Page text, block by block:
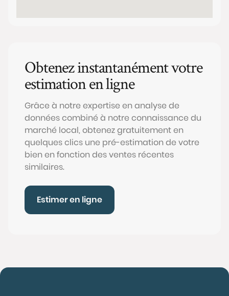
Obtenez instantanément votre
estimation en ligne
Grâce à notre expertise en analyse de
données combiné à notre connaissance du
marché local, obtenez gratuitement en
quelques clics une pré-estimation de votre
bien en fonction des ventes récentes
similaires.
Estimer en ligne